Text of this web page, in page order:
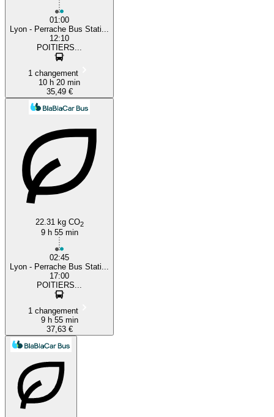
01:00
Lyon - Perrache Bus Stati...
12:10
POITIERS...
1 changement
10 h 20 min
35,49 €
22.31 kg CO2
9 h 55 min
02:45
Lyon - Perrache Bus Stati...
17:00
POITIERS...
1 changement
9 h 55 min
37,63 €